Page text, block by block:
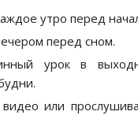
утро перед
перед сном.
урок в
или